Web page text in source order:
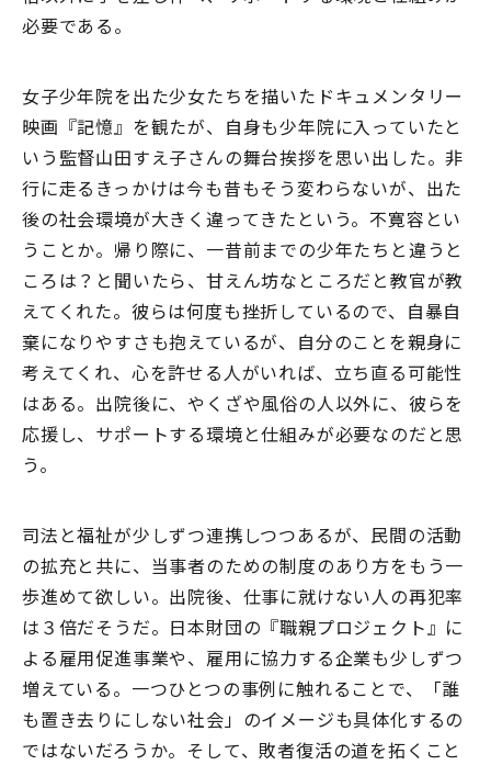
必要である。
女子少年院を出た少女たちを描いたドキュメンタリー
映画『記憶』を観たが、自身も少年院に入っていたと
いう監督山田すえ子さんの舞台挨拶を思い出した。非
行に走るきっかけは今も昔もそう変わらないが、出た
後の社会環境が大きく違ってきたという。不寛容とい
うことか。帰り際に、一昔前までの少年たちと違うと
ころは？と聞いたら、甘えん坊なところだと教官が教
えてくれた。彼らは何度も挫折しているので、自暴自
棄になりやすさも抱えているが、自分のことを親身に
考えてくれ、心を許せる人がいれば、立ち直る可能性
はある。出院後に、やくざや風俗の人以外に、彼らを
応援し、サポートする環境と仕組みが必要なのだと思
う。
司法と福祉が少しずつ連携しつつあるが、民間の活動
の拡充と共に、当事者のための制度のあり方をもう一
歩進めて欲しい。出院後、仕事に就けない人の再犯率
は３倍だそうだ。日本財団の『職親プロジェクト』に
よる雇用促進事業や、雇用に協力する企業も少しずつ
増えている。一つひとつの事例に触れることで、「誰
も置き去りにしない社会」のイメージも具体化するの
ではないだろうか。そして、敗者復活の道を拓くこと